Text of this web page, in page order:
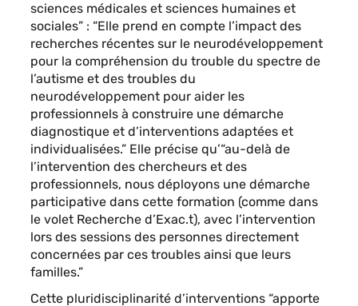
sciences médicales et sciences humaines et
sociales” : “Elle prend en compte l’impact des
recherches récentes sur le neurodéveloppement
pour la compréhension du trouble du spectre de
l’autisme et des troubles du
neurodéveloppement pour aider les
professionnels à construire une démarche
diagnostique et d’interventions adaptées et
individualisées.” Elle précise qu’“au-delà de
l’intervention des chercheurs et des
professionnels, nous déployons une démarche
participative dans cette formation (comme dans
le volet Recherche d’Exac.t), avec l’intervention
lors des sessions des personnes directement
concernées par ces troubles ainsi que leurs
familles.”
Cette pluridisciplinarité d’interventions “apporte